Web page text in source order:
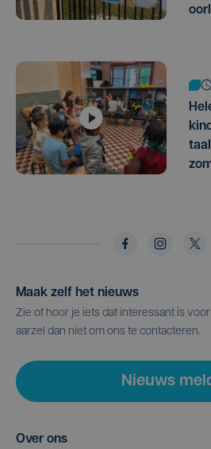
Maak zelf het nieuws
Zie of hoor je iets dat interessant is
aarzel dan niet om ons te contacteren.
Nieuws
Over ons